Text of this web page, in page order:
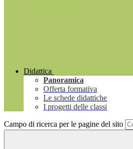
Didattica
Panoramica
Offerta formativa
Le schede didattiche
I progetti delle classi
Campo di ricerca per le pagine del sito